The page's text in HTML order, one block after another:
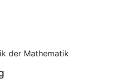
der Mathematik